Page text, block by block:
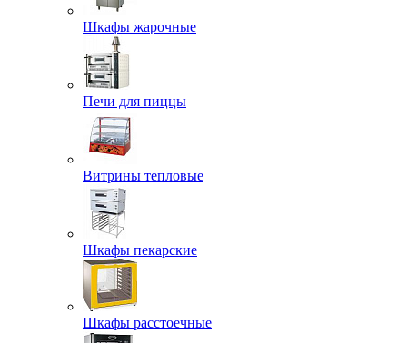
Шкафы жарочные
Печи для пиццы
Витрины тепловые
Шкафы пекарские
Шкафы расстоечные